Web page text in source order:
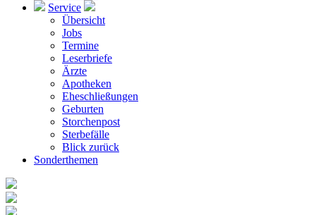
Service
Übersicht
Jobs
Termine
Leserbriefe
Ärzte
Apotheken
Eheschließungen
Geburten
Storchenpost
Sterbefälle
Blick zurück
Sonderthemen